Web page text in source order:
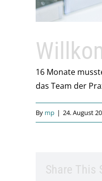
16 Monate
das Team der
By mp | 24. August
Share This